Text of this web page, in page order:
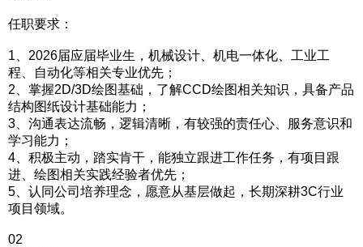
任职要求：
1、2026届应届毕业生，机械设计、机电一体化、工业工
程、自动化等相关专业优先；
2、掌握2D/3D绘图基础，了解CCD绘图相关知识，具备产品
结构图纸设计基础能力；
3、沟通表达流畅，逻辑清晰，有较强的责任心、服务意识和
学习能力；
4、积极主动，踏实肯干，能独立跟进工作任务，有项目跟
进、绘图相关实践经验者优先；
5、认同公司培养理念，愿意从基层做起，长期深耕3C行业
项目领域。
02